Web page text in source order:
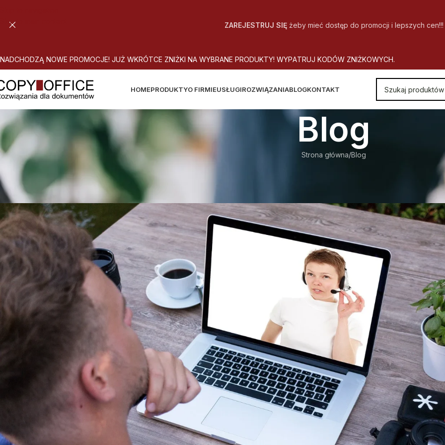
Skip to main content
ZAREJESTRUJ SIĘżeby mieć dostęp do promocji i lepszych cen!!!
NADCHODZĄ NOWE PROMOCJE! JUŻ WKRÓTCE ZNIŻKI NA WYBRANE PRODUKTY! WYPATRUJ KODÓW ZNIŻKOWYCH.
HOMEPRODUKTYO FIRMIEUSŁUGIROZWIĄZANIABLOGKONTAKT
Blog
Strona główna Blog
Jak dostosować się do nowej normalności?